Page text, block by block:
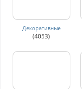
Декоративные
(4053)